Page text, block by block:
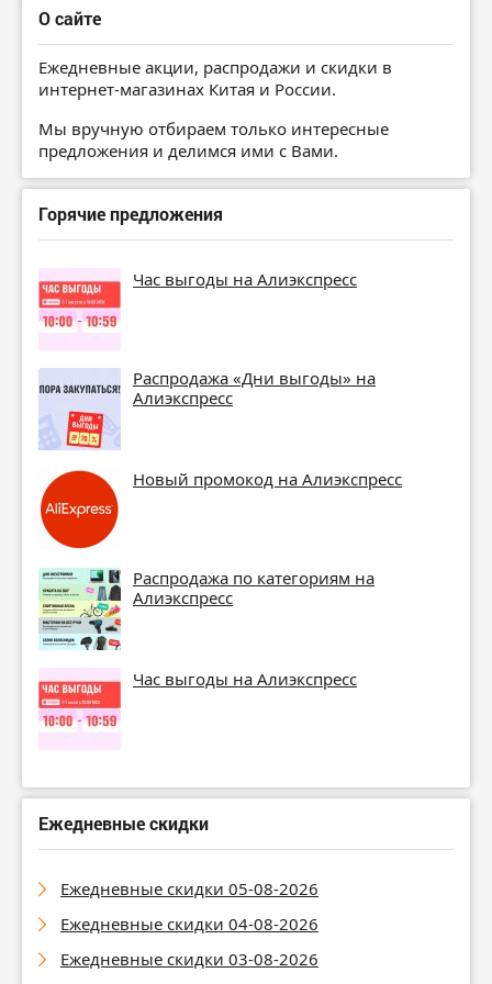
О сайте
Ежедневные акции, распродажи и скидки в
интернет-магазинах Китая и России.
Мы вручную отбираем только интересные
предложения и делимся ими с Вами.
Горячие предложения
Час выгоды на Алиэкспресс
Распродажа «Дни выгоды» на
Алиэкспресс
Новый промокод на Алиэкспресс
Распродажа по категориям на
Алиэкспресс
Час выгоды на Алиэкспресс
Ежедневные скидки
Ежедневные скидки 05-08-2026
Ежедневные скидки 04-08-2026
Ежедневные скидки 03-08-2026